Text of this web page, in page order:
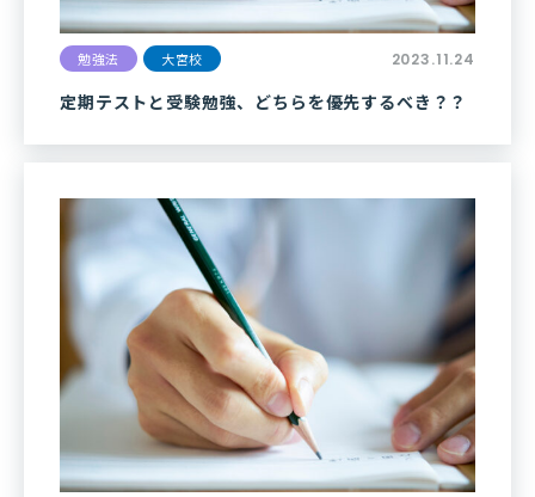
勉強法 大宮校 2023.11.24
定期テストと受験勉強、どちらを優先するべき？？